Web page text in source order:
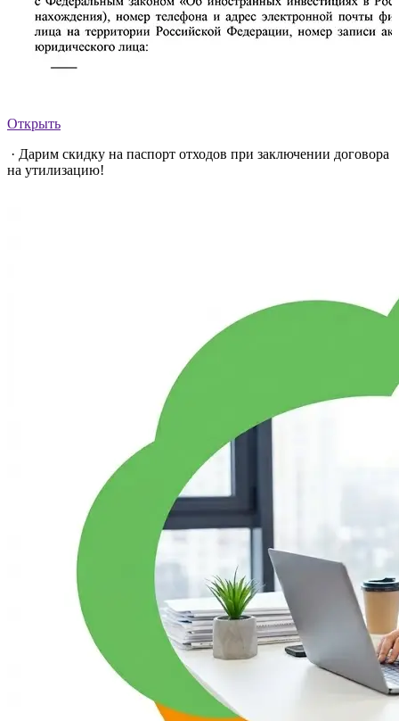
Открыть
· Дарим скидку на паспорт отходов при заключении договора
на утилизацию!